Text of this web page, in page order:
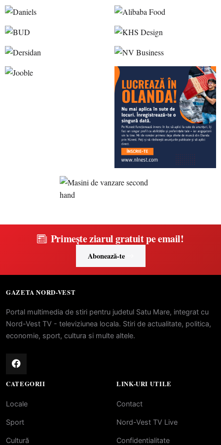
Primește ziarul gratuit pe email!
Abonează-te
GAZETA NORD-VEST
Portal multimedia de stiri pentru judetul Satu Mare, integrat cu
Nord-Vest TV - televiziunea locala. Stiri de actualitate, politica,
economie, sport, cultura si multe altele.
CATEGORII
Locale
Sport
Cultură
LINK-URI UTILE
Contact
Nord-Vest TV Live
Confidentialitate